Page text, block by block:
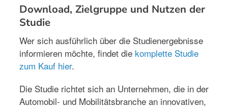
Download, Zielgruppe und Nutzen der
Studie
Wer sich ausführlich über die Studienergebnisse
informieren möchte, findet die komplette Studie
zum Kauf hier.
Die Studie richtet sich an Unternehmen, die in der
Automobil- und Mobilitätsbranche an innovativen,